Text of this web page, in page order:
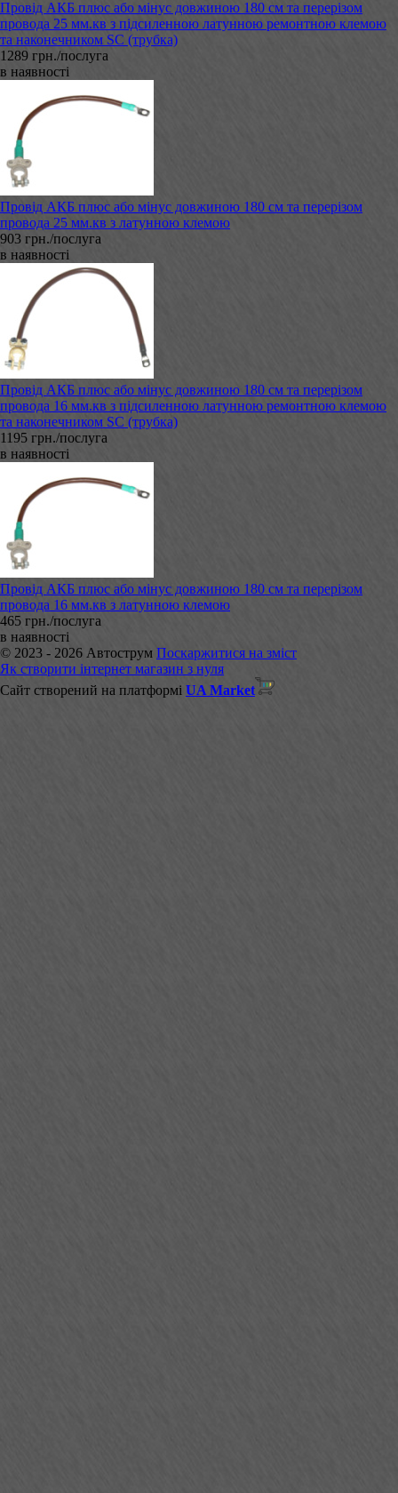
Провід АКБ плюс або мінус довжиною 180 см та перерізом
провода 25 мм.кв з підсиленною латунною ремонтною клемою
та наконечником SC (трубка)
1289 грн./послуга
в наявності
Провід АКБ плюс або мінус довжиною 180 см та перерізом
провода 25 мм.кв з латунною клемою
903 грн./послуга
в наявності
Провід АКБ плюс або мінус довжиною 180 см та перерізом
провода 16 мм.кв з підсиленною латунною ремонтною клемою
та наконечником SC (трубка)
1195 грн./послуга
в наявності
Провід АКБ плюс або мінус довжиною 180 см та перерізом
провода 16 мм.кв з латунною клемою
465 грн./послуга
в наявності
© 2023 - 2026 Автострум Поскаржитися на зміст
Як створити інтернет магазин з нуля
Сайт створений на платформі UA Market